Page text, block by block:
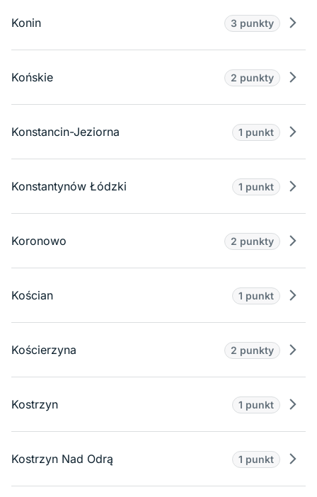
Konin 3 punkty
Końskie 2 punkty
Konstancin-Jeziorna 1 punkt
Konstantynów Łódzki 1 punkt
Koronowo 2 punkty
Kościan 1 punkt
Kościerzyna 2 punkty
Kostrzyn 1 punkt
Kostrzyn Nad Odrą 1 punkt